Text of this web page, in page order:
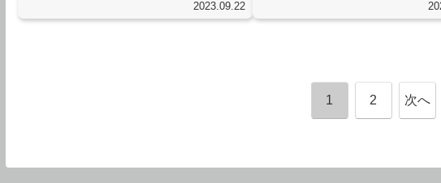
ム、マグネシウム、鉄などが豊富に含まれており、免疫
システムをサポートするのに役立ちます。スイスチャー
2023.09.22
っています。ケフィアには、乳酸菌や酵母の
タミンやミネラルなどの栄養素も豊富に含ま
1 2 次へ